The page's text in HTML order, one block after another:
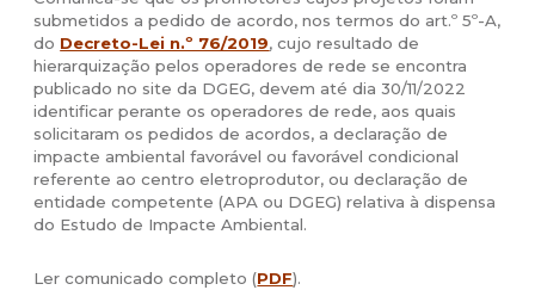
submetidos a pedido de acordo, nos termos do art.º 5º-A,
do Decreto-Lei n.º 76/2019, cujo resultado de
hierarquização pelos operadores de rede se encontra
publicado no site da DGEG, devem até dia 30/11/2022
identificar perante os operadores de rede, aos quais
solicitaram os pedidos de acordos, a declaração de
impacte ambiental favorável ou favorável condicional
referente ao centro eletroprodutor, ou declaração de
entidade competente (APA ou DGEG) relativa à dispensa
do Estudo de Impacte Ambiental.
Ler comunicado completo (PDF).